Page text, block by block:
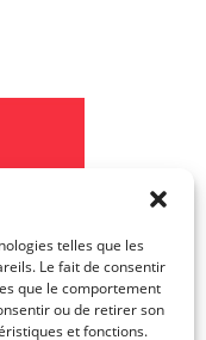
telles que les
Le fait de consentir
que le comportement
ou de retirer son
et fonctions.